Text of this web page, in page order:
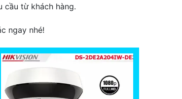
cầu từ khách hàng.
ngay nhé!